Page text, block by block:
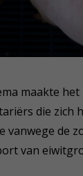
maakte
die
vanwege de
van